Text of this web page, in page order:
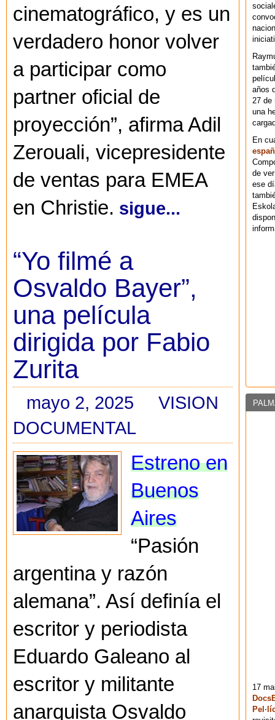
cinematográfico, y es un
verdadero honor volver
a participar como
partner oficial de
proyección”, afirma Adil
Zerouali, vicepresidente
de ventas para EMEA
en Christie. sigue...
“Yo filmé a
Osvaldo Bayer”,
una película
dirigida por Fabio
Zurita
mayo 2, 2025
VISION
DOCUMENTAL
Estreno en
Buenos
Aires
“Pasión
argentina y razón
alemana”. Así definía el
escritor y periodista
Eduardo Galeano al
escritor y militante
anarquista Osvaldo
años
27 de
una
En
de
ese
17